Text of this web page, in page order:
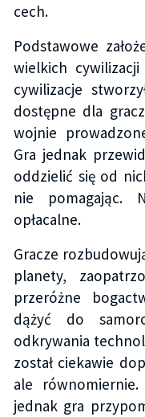
cech.
Podstawowe
wielkich
cywilizacje
dostępne dla
wojnie
Gra jednak
oddzielić się od
nie pomagając.
opłacalne.
Gracze
planety,
przeróżne
dążyć do
odkrywania
został ciekawie
ale
jednak gra